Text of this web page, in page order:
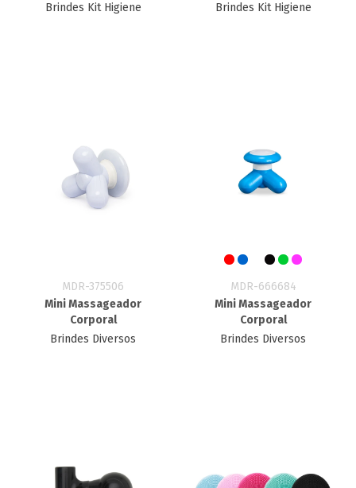
Brindes Kit Higiene
Brindes Kit Higiene
MDR-375506
Mini Massageador
Corporal
Brindes Diversos
MDR-666684
Mini Massageador
Corporal
Brindes Diversos